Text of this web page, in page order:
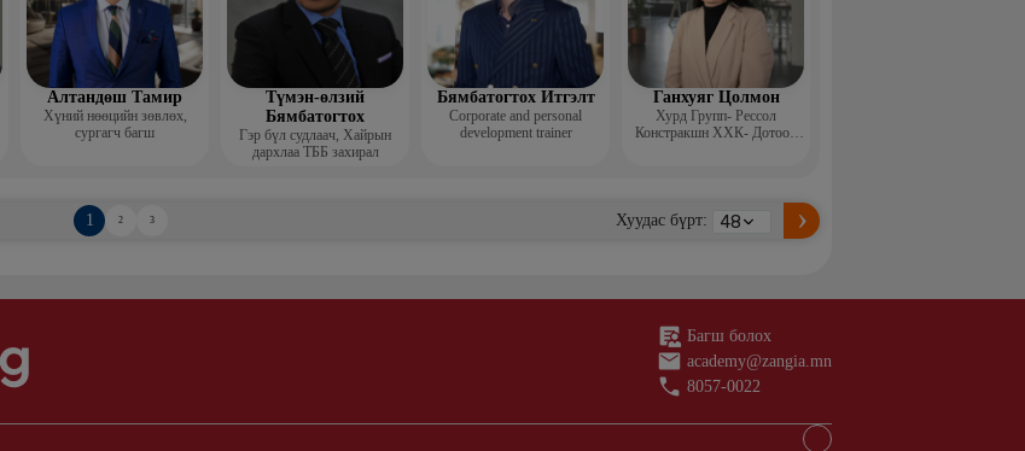
Алтандөш Тамир
Хүний нөөцийн зөвлөх,
сургагч багш
Түмэн-өлзий
Бямбатогтох
Гэр бүл судлаач, Хайрын
дархлаа ТББ захирал
Бямбатогтох Итгэлт
Corporate and personal
development trainer
Ганхуяг Цолмон
Хурд Групп- Рессол
Констракшн ХХК- Дотоод
1 2 3 Хуудас бүрт:
Багш болох
academy@zangia.mn
8057-0022